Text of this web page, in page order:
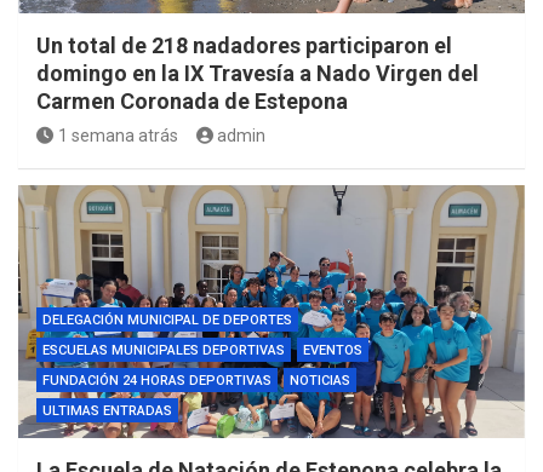
Un total de 218 nadadores participaron el
domingo en la IX Travesía a Nado Virgen del
Carmen Coronada de Estepona
1 semana atrás admin
DELEGACIÓN MUNICIPAL DE DEPORTES
ESCUELAS MUNICIPALES DEPORTIVAS
EVENTOS
FUNDACIÓN 24 HORAS DEPORTIVAS
NOTICIAS
ULTIMAS ENTRADAS